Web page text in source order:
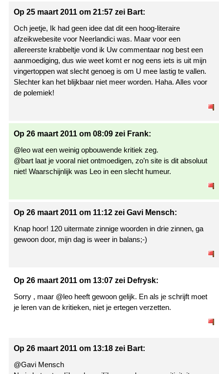
Op 25 maart 2011 om 21:57 zei Bart:
Och jeetje, Ik had geen idee dat dit een hoog-literaire
afzeikwebesite voor Neerlandici was. Maar voor een
allereerste krabbeltje vond ik Uw commentaar nog best een
aanmoediging, dus wie weet komt er nog eens iets is uit mijn
vingertoppen wat slecht genoeg is om U mee lastig te vallen.
Slechter kan het blijkbaar niet meer worden. Haha. Alles voor
de polemiek!
Op 26 maart 2011 om 08:09 zei Frank:
@leo wat een weinig opbouwende kritiek zeg.
@bart laat je vooral niet ontmoedigen, zo’n site is dit absoluut
niet! Waarschijnlijk was Leo in een slecht humeur.
Op 26 maart 2011 om 11:12 zei Gavi Mensch:
Knap hoor! 120 uitermate zinnige woorden in drie zinnen, ga
gewoon door, mijn dag is weer in balans;-)
Op 26 maart 2011 om 13:07 zei Defrysk:
Sorry , maar @leo heeft gewoon gelijk. En als je schrijft moet
je leren van de kritieken, niet je ertegen verzetten.
Op 26 maart 2011 om 13:18 zei Bart:
@Gavi Mensch